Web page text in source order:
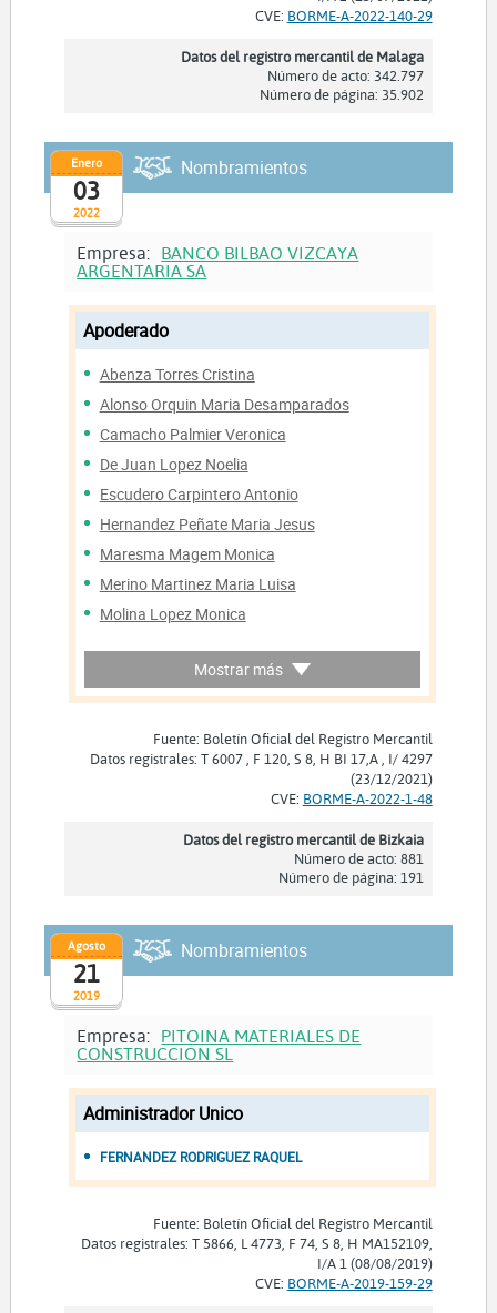
CVE: BORME-A-2022-140-29
Datos del registro mercantil de Malaga
Número de acto: 342.797
Número de página: 35.902
2022
Enero
03
Nombramientos
Empresa: BANCO BILBAO VIZCAYA
ARGENTARIA SA
Apoderado
Abenza Torres Cristina
Alonso Orquin Maria Desamparados
Camacho Palmier Veronica
De Juan Lopez Noelia
Escudero Carpintero Antonio
Hernandez Peñate Maria Jesus
Maresma Magem Monica
Merino Martinez Maria Luisa
Molina Lopez Monica
Ramirez Burches Vicenta
Sala Rigat Maria Carmen
Santana Perera Maria Concepcion
Villarreal Abaurrea Ana
De Leon De Leon Maria Belen
Lopez Garzon Maria Del Pilar
Marin Vera Lourdes
Mestre Tosquella Jordi
Nieto Roda Elisabet Fatima
Quevedo Martin Juan
Sabadell Macia Eva
Salegui Ansorregui Iratxe
Serrano Onieva Zeus
Vinyes Aloy Maria
Girbau Medina Eulalia
Aceña Torruella Yolanda
Mostrar más
Fuente: Boletín Oficial del Registro Mercantil
Datos registrales: T 6007 , F 120, S 8, H BI 17,A , I/ 4297
(23/12/2021)
CVE: BORME-A-2022-1-48
Datos del registro mercantil de Bizkaia
Número de acto: 881
Número de página: 191
2019
Agosto
21
Nombramientos
Empresa: PITOINA MATERIALES DE
CONSTRUCCION SL
Administrador Unico
FERNANDEZ RODRIGUEZ RAQUEL
Fuente: Boletín Oficial del Registro Mercantil
Datos registrales: T 5866, L 4773, F 74, S 8, H MA152109,
I/A 1 (08/08/2019)
CVE: BORME-A-2019-159-29